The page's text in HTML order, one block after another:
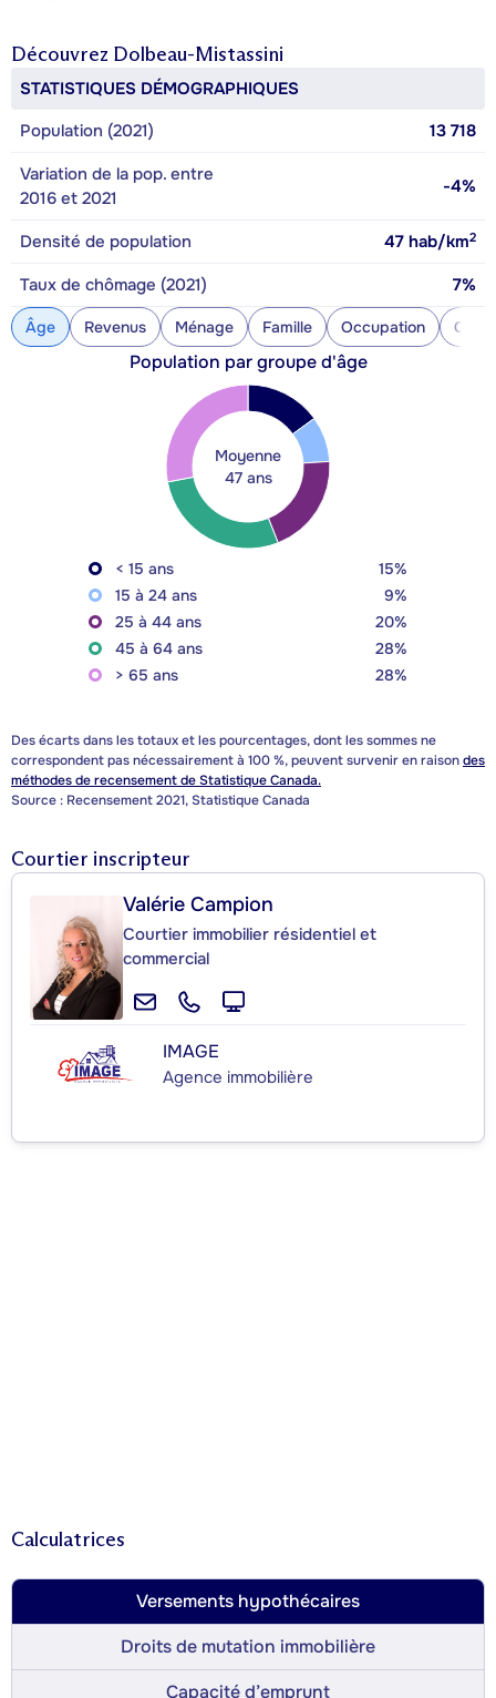
Découvrez Dolbeau-Mistassini
STATISTIQUES DÉMOGRAPHIQUES
Population (2021)
13 718
Variation de la pop. entre
2016 et 2021
-4%
Densité de population 47 hab/km2
Taux de chômage (2021) 7%
Âge Revenus Ménage Famille Occupation
Population par groupe d'âge
Moyenne
47 ans
< 15 ans
15%
15 à 24 ans
9%
25 à 44 ans
20%
45 à 64 ans
28%
> 65 ans
28%
Des écarts dans les totaux et les pourcentages, dont les sommes ne
correspondent pas nécessairement à 100 %, peuvent survenir en raisondes
méthodes de recensement de Statistique Canada.
Source : Recensement 2021, Statistique Canada
Courtier inscripteur
Valérie Campion
Courtier immobilier résidentiel et
commercial
IMAGE
Agence immobilière
Calculatrices
Versements hypothécaires
Droits de mutation immobilière
Capacité d’emprunt